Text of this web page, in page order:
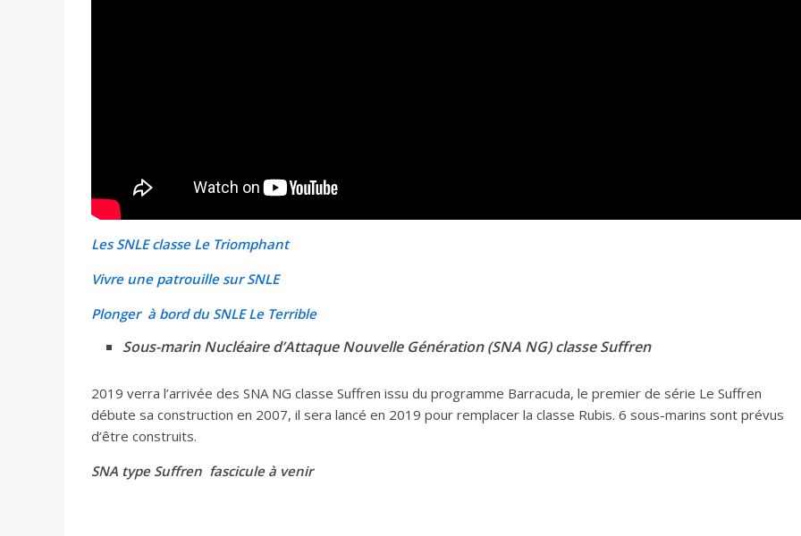
Les SNLE classe Le Triomphant
Vivre une patrouille sur SNLE
Plonger à bord du SNLE Le Terrible
Sous-marin Nucléaire d’Attaque Nouvelle Génération (SNA NG) classe Suffren
2019 verra l’arrivée des SNA NG classe Suffren issu du programme Barracuda, le premier de série Le Suffren
débute sa construction en 2007, il sera lancé en 2019 pour remplacer la classe Rubis. 6 sous-marins sont prévus
d’être construits.
SNA type Suffren fascicule à venir